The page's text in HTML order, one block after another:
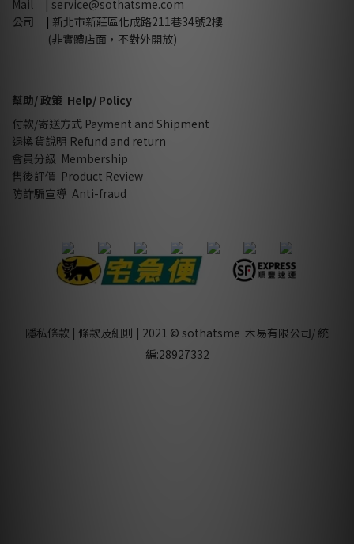
Mail | service@sothatsme.com
公司
| 新北市新莊區化成路211巷34號2樓
(非實體店面，不對外開放)
幫助/ 政策 Help/ Policy
付款/寄送方式 Payment and Shipment
退換貨說明 Refund and return
會員分級 Membership
售後評價 Product Review
防詐騙宣導 Anti-fraud
隱私條款 | 條款及細則 | 2021 © sothatsme 木易有限公司/ 統
編:28927332